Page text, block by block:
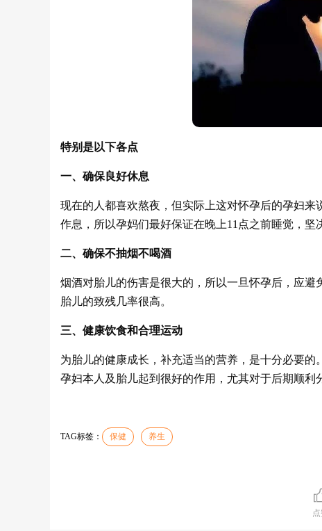
特别是以下各点
一、确保良好休息
现在的人都喜欢熬夜，但实际上这对怀孕后的孕妇
作息，所以孕妈们最好保证在晚上11点之前睡觉，坚
二、确保不抽烟不喝酒
烟酒对胎儿的伤害是很大的，所以一旦怀孕后，应
胎儿的致残几率很高。
三、健康饮食和合理运动
为胎儿的健康成长，补充适当的营养，是十分必要
孕妇本人及胎儿起到很好的作用，尤其对于后期顺利
TAG标签： 保健 养生